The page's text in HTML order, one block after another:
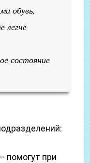
обувь,
легче
состояние
помогут при